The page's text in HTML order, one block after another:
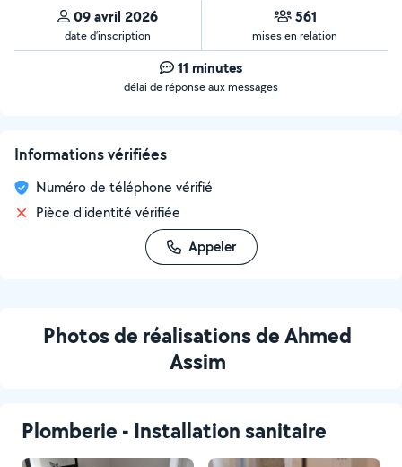
09 avril 2026
date d’inscription
561
mises en relation
11 minutes
délai de réponse aux messages
Informations vérifiées
Numéro de téléphone vérifié
Pièce d'identité vérifiée
Appeler
Photos de réalisations de Ahmed
Assim
Plomberie - Installation sanitaire